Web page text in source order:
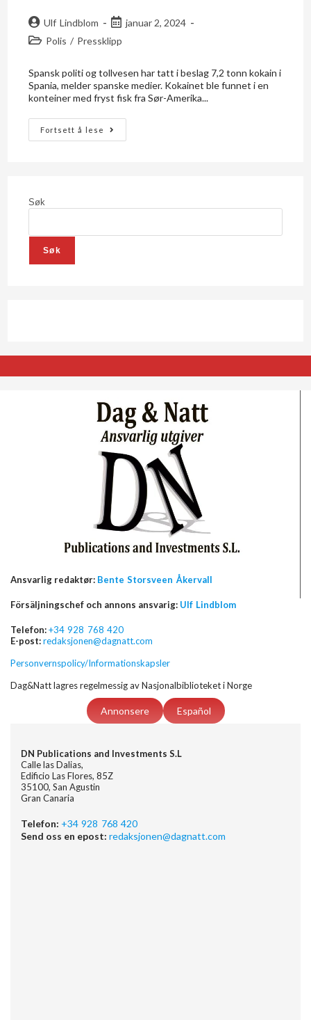
Ulf Lindblom
januar 2, 2024
Polis / Pressklipp
Spansk politi og tollvesen har tatt i beslag 7,2 tonn kokain i
Spania, melder spanske medier. Kokainet ble funnet i en
konteiner med fryst fisk fra Sør-Amerika...
Fortsett å lese
Søk
Søk
Ansvarlig redaktør: Bente Storsveen Åkervall
Försäljningschef och annons ansvarig: Ulf Lindblom
Telefon:+34 928 768 420
E-post:redaksjonen@dagnatt.com
Personvernspolicy/Informationskapsler
Dag&Natt lagres regelmessig av Nasjonalbiblioteket i Norge
Annonsere Español
DN Publications and Investments S.L
Calle las Dalias,
Edificio Las Flores, 85Z
35100, San Agustin
Gran Canaria
Telefon: +34 928 768 420
Send oss en epost: redaksjonen@dagnatt.com